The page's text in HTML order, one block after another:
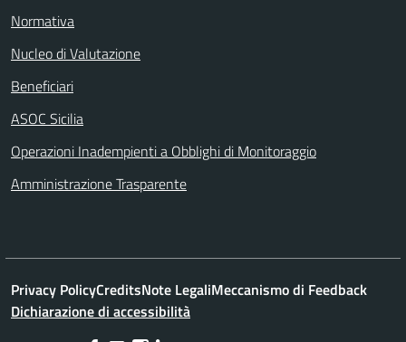
Normativa
Nucleo di Valutazione
Beneficiari
ASOC Sicilia
Operazioni Inadempienti a Obblighi di Monitoraggio
Amministrazione Trasparente
Privacy PolicyCreditsNote LegaliMeccanismo di Feedback
Dichiarazione di accessibilità